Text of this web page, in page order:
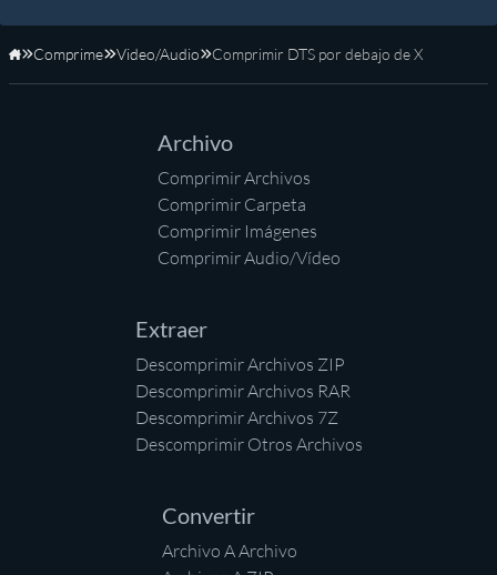
Inicio
Comprime Video/Audio Comprimir DTS por debajo de X
Archivo
Comprimir Archivos
Comprimir Carpeta
Comprimir Imágenes
Comprimir Audio/Vídeo
Extraer
Descomprimir Archivos ZIP
Descomprimir Archivos RAR
Descomprimir Archivos 7Z
Descomprimir Otros Archivos
Convertir
Archivo A Archivo